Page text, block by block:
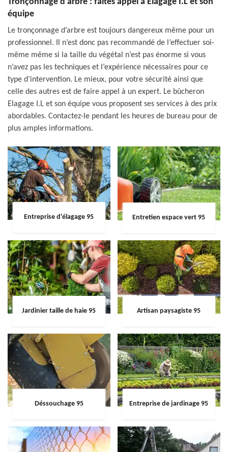
équipe
Le tronçonnage d’arbre est toujours dangereux même pour un
professionnel. Il n’est donc pas recommandé de l’effectuer soi-
même même si la taille du végétal n’est pas énorme si vous
n’avez pas les techniques et l’expérience nécessaires pour ce
type d’intervention. Le mieux, pour votre sécurité ainsi que
celle des autres est de faire appel à un expert. Le bûcheron
Elagage I.L et son équipe vous proposent ses services à des prix
abordables. Contactez-le pendant les heures de bureau pour de
plus amples informations.
Entreprise d'élagage 95 Entretien espace vert 95
Jardinier taille de haie 95 Artisan paysagiste 95
Déssouchage 95 Entreprise de jardinage 95